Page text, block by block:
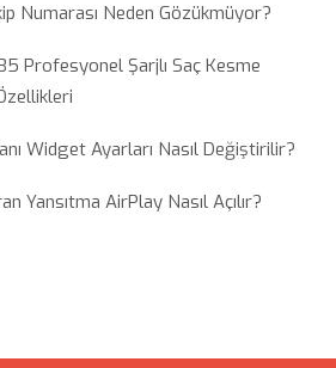
Numarası Neden Gözükmüyor?
Profesyonel Şarjlı Saç Kesme
Widget Ayarları Nasıl Değiştirilir?
Yansıtma AirPlay Nasıl Açılır?